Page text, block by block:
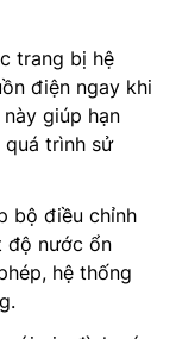
trang bị hệ
điện ngay khi
giúp hạn
trình sử
bộ điều chỉnh
độ nước ổn
hệ thống